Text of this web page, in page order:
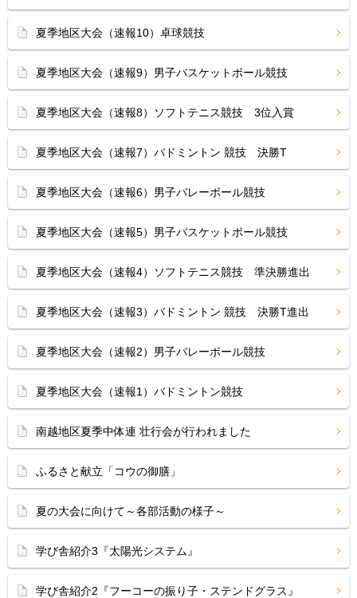
夏季地区大会（速報10）卓球競技
夏季地区大会（速報9）男子バスケットボール競技
夏季地区大会（速報8）ソフトテニス競技 3位入賞
夏季地区大会（速報7）バドミントン 競技 決勝T
夏季地区大会（速報6）男子バレーボール競技
夏季地区大会（速報5）男子バスケットボール競技
夏季地区大会（速報4）ソフトテニス競技 準決勝進出
夏季地区大会（速報3）バドミントン 競技 決勝T進出
夏季地区大会（速報2）男子バレーボール競技
夏季地区大会（速報1）バドミントン競技
南越地区夏季中体連 壮行会が行われました
ふるさと献立「コウの御膳」
夏の大会に向けて～各部活動の様子～
学び舎紹介3『太陽光システム』
学び舎紹介2『フーコーの振り子・ステンドグラス』